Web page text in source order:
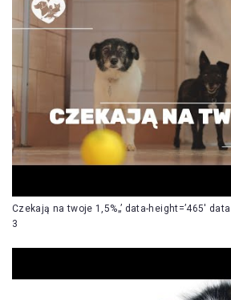
Czekają na twoje 1,5%„’ data-height=’465′
3